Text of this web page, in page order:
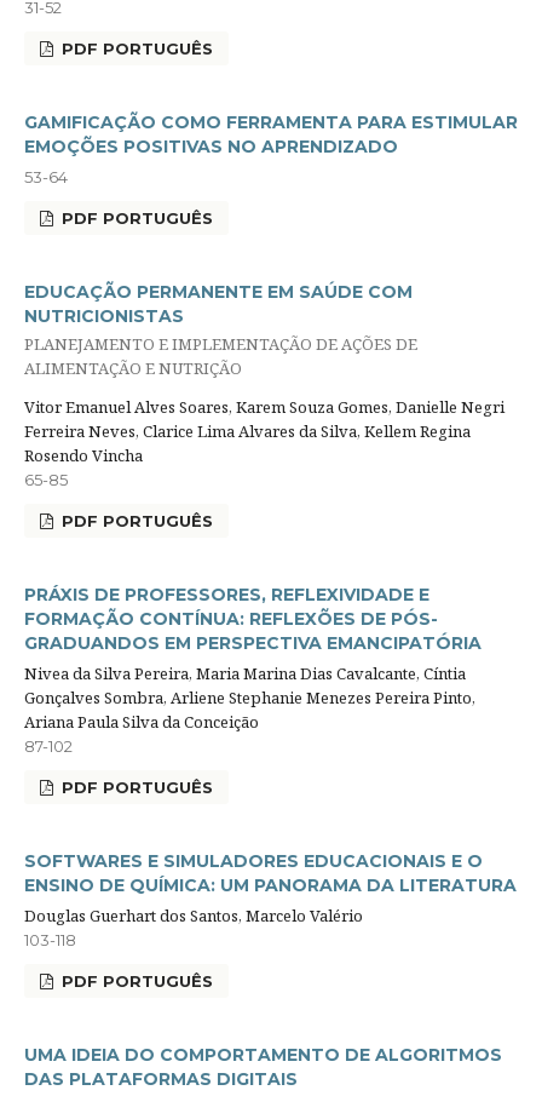
31-52
PDF PORTUGUÊS
GAMIFICAÇÃO COMO FERRAMENTA PARA ESTIMULAR
EMOÇÕES POSITIVAS NO APRENDIZADO
53-64
PDF PORTUGUÊS
EDUCAÇÃO PERMANENTE EM SAÚDE COM
NUTRICIONISTAS
PLANEJAMENTO E IMPLEMENTAÇÃO DE AÇÕES DE
ALIMENTAÇÃO E NUTRIÇÃO
Vitor Emanuel Alves Soares, Karem Souza Gomes, Danielle Negri
Ferreira Neves, Clarice Lima Alvares da Silva, Kellem Regina
Rosendo Vincha
65-85
PDF PORTUGUÊS
PRÁXIS DE PROFESSORES, REFLEXIVIDADE E
FORMAÇÃO CONTÍNUA: REFLEXÕES DE PÓS-
GRADUANDOS EM PERSPECTIVA EMANCIPATÓRIA
Nivea da Silva Pereira, Maria Marina Dias Cavalcante, Cíntia
Gonçalves Sombra, Arliene Stephanie Menezes Pereira Pinto,
Ariana Paula Silva da Conceição
87-102
PDF PORTUGUÊS
SOFTWARES E SIMULADORES EDUCACIONAIS E O
ENSINO DE QUÍMICA: UM PANORAMA DA LITERATURA
Douglas Guerhart dos Santos, Marcelo Valério
103-118
PDF PORTUGUÊS
UMA IDEIA DO COMPORTAMENTO DE ALGORITMOS
DAS PLATAFORMAS DIGITAIS